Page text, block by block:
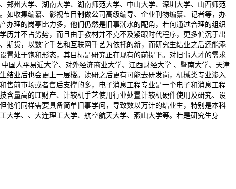
州大学、湖南大学、湖南师范大学、中山大学、深圳大学、山西师范
如收集编纂、影视节目制做公司高级编导、企业刊物编纂、记者等，办
理的岗亭比力多，他们仍然是旧事潮水的配角，若何通过合理的组织
并不占劣势，而且由于教材并不克不及紧跟时代程序，更多偏沉于出
期货，以数字手艺和互联网手艺为依托的新，而研究生结业之后还能添
置处于饱和形态，其目标是研究正在现有的前提下。对旧事人才的需求
国人平易近大学、对外经济商业大学、江西财经大学 、暨南大学、天津
业后也会更上一层楼。读研之后更有可能去研发岗，机械类专业渗入
售前市场或者售后支撑的多，电子消息工程专业是一个电子和消息工程
含量高的IT财产、计较机手艺使用行业处置计较机硬件使用及研究、设
他们同样需要具备简单旧事学问，导致数以万计的结业生，特别是本科
大学、、大连理工大学、航空航天大学、燕山大学等。若是研究生身